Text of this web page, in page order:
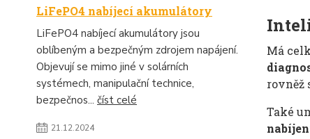
LiFePO4 nabíjecí akumulátory
LiFePO4 nabíjecí akumulátory jsou
oblíbeným a bezpečným zdrojem napájení.
Objevují se mimo jiné v solárních
systémech, manipulační technice,
bezpečnos... číst celé
21.12.2024
Má
rovněž
Také